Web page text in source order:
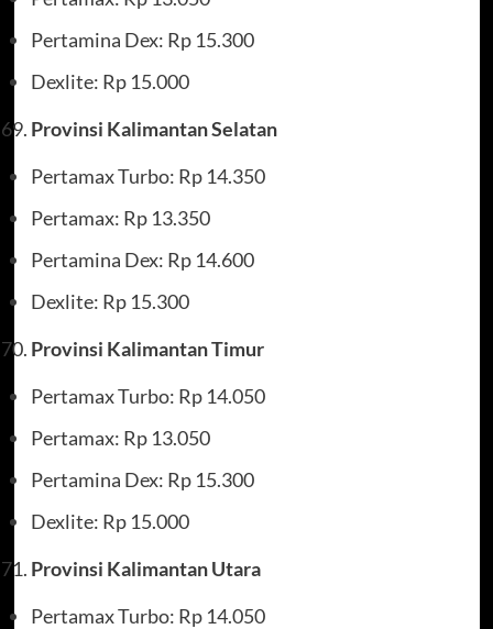
Pertamina Dex: Rp 15.300
Dexlite: Rp 15.000
Provinsi Kalimantan Selatan
Pertamax Turbo: Rp 14.350
Pertamax: Rp 13.350
Pertamina Dex: Rp 14.600
Dexlite: Rp 15.300
Provinsi Kalimantan Timur
Pertamax Turbo: Rp 14.050
Pertamax: Rp 13.050
Pertamina Dex: Rp 15.300
Dexlite: Rp 15.000
Provinsi Kalimantan Utara
Pertamax Turbo: Rp 14.050